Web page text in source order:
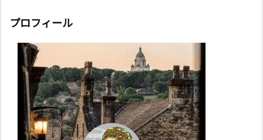
プロフィール